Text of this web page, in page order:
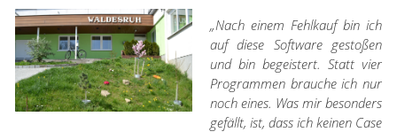
„Nach einem Fehlkauf bin ich
auf diese Software gestoßen
und bin begeistert. Statt vier
Programmen brauche ich nur
noch eines. Was mir besonders
gefällt, ist, dass ich keinen Case